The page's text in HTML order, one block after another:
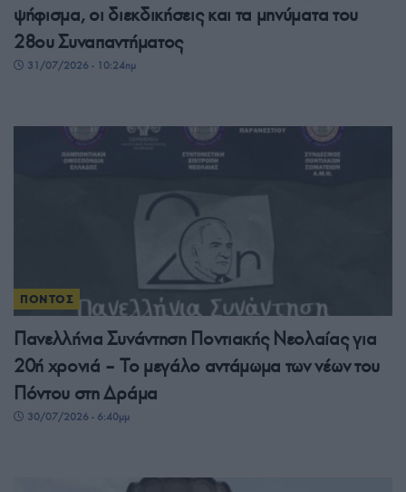
ψήφισμα, οι διεκδικήσεις και τα μηνύματα του
28ου Συναπαντήματος
31/07/2026 - 10:24πμ
ΠΟΝΤΟΣ
Πανελλήνια Συνάντηση Ποντιακής Νεολαίας για
20ή χρονιά – Το μεγάλο αντάμωμα των νέων του
Πόντου στη Δράμα
30/07/2026 - 6:40μμ